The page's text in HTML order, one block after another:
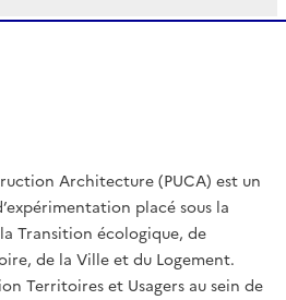
Architecture (PUCA) est un
placé sous la
Transition écologique, de
de la Ville et du Logement.
Territoires et Usagers au sein de